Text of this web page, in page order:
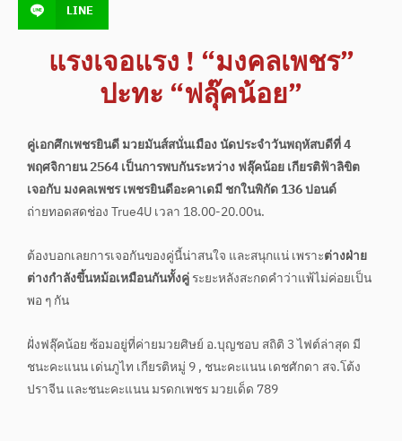
LINE
แรงเจอแรง ! “มงคลเพชร”
ปะทะ “ฟลุ๊คน้อย”
คู่เอกศึกเพชรยินดี มวยมันส์สนั่นเมือง นัดประจำวันพฤหัสบดีที่ 4
พฤศจิกายน 2564 เป็นการพบกันระหว่าง ฟลุ๊คน้อย เกียรติฟ้าลิขิต
เจอกับ มงคลเพชร เพชรยินดีอะคาเดมี ชกในพิกัด 136 ปอนด์
ถ่ายทอดสดช่อง True4U เวลา 18.00-20.00น.
ต้องบอกเลยการเจอกันของคู่นี้น่าสนใจ และสนุกแน่ เพราะต่างฝ่าย
ต่างกำลังขึ้นหม้อเหมือนกันทั้งคู่ระยะหลังสะกดคำว่าแพ้ไม่ค่อยเป็น
พอ ๆ กัน
ฝั่งฟลุ๊คน้อย ซ้อมอยู่ที่ค่ายมวยศิษย์ อ.บุญชอบ สถิติ 3 ไฟต์ล่าสุด มี
ชนะคะแนน เด่นภูไท เกียรติหมู่ 9 , ชนะคะแนน เดชศักดา สจ.โต้ง
ปราจีน และชนะคะแนน มรดกเพชร มวยเด็ด 789